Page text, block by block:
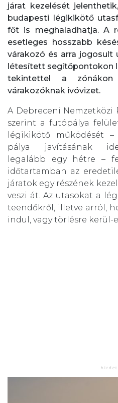
járat kezelését
budapesti légikikötő
főt is meghaladhatja. A
esetleges hosszabb
várakozó és arra jogosult
létesített segítőpontokon
tekintettel a
várakozóknak ivóvizet.
A Debreceni Nemzetközi
szerint a futópálya
légikikötő működését
pálya javításának
legalább egy hétre –
időtartamban az
járatok egy részének
veszi át. Az utasokat a
teendőkről, illetve arról,
indul, vagy törlésre kerül-